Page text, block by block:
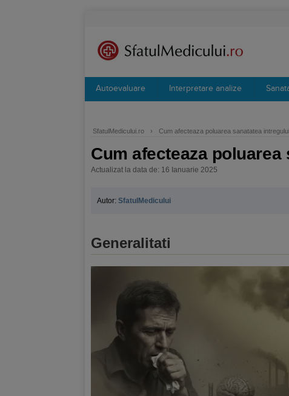
Autoevaluare Interpretare analize
SfatulMedicului.ro › Cum afecteaza poluarea sanatatea
Cum afecteaza
Actualizat la data de: 16 Ianuarie 2025
Autor: SfatulMedicului
Generalitati